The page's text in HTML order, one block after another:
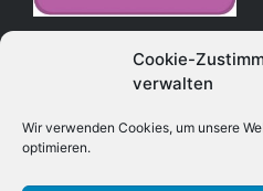
Cookie-
verwalten
Wir verwenden Cookies, um unsere
optimieren.
Geschäftsbedingungen
Retouren